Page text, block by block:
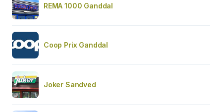
REMA 1000 Ganddal
Coop Prix Ganddal
Joker Sandved